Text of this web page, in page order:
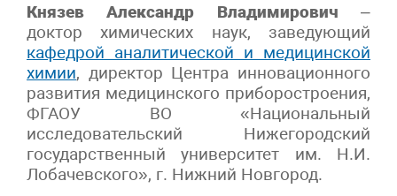
Князев Александр Владимирович –
доктор химических наук, заведующий
кафедрой аналитической и медицинской
химии, директор Центра инновационного
развития медицинского приборостроения,
ФГАОУ ВО «Национальный
исследовательский Нижегородский
государственный университет им. Н.И.
Лобачевского», г. Нижний Новгород.